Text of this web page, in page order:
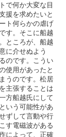
で何か大変な目
援を求めたいと
ト何らかの虐げ
す。そこに船越
ところが、船越
に介せぬよう
のです。こうい
使用があったと
うのです。松居
主張することは
方船越氏にして
いう可能性があ
ずして言動や行
す電磁波がある
によって、正確